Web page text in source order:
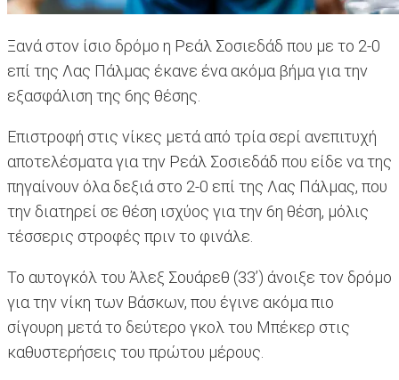
Ξανά στον ίσιο δρόμο η Ρεάλ Σοσιεδάδ που με το 2-0
επί της Λας Πάλμας έκανε ένα ακόμα βήμα για την
εξασφάλιση της 6ης θέσης.
Επιστροφή στις νίκες μετά από τρία σερί ανεπιτυχή
αποτελέσματα για την Ρεάλ Σοσιεδάδ που είδε να της
πηγαίνουν όλα δεξιά στο 2-0 επί της Λας Πάλμας, που
την διατηρεί σε θέση ισχύος για την 6η θέση, μόλις
τέσσερις στροφές πριν το φινάλε.
Το αυτογκόλ του Άλεξ Σουάρεθ (33’) άνοιξε τον δρόμο
για την νίκη των Βάσκων, που έγινε ακόμα πιο
σίγουρη μετά το δεύτερο γκολ του Μπέκερ στις
καθυστερήσεις του πρώτου μέρους.